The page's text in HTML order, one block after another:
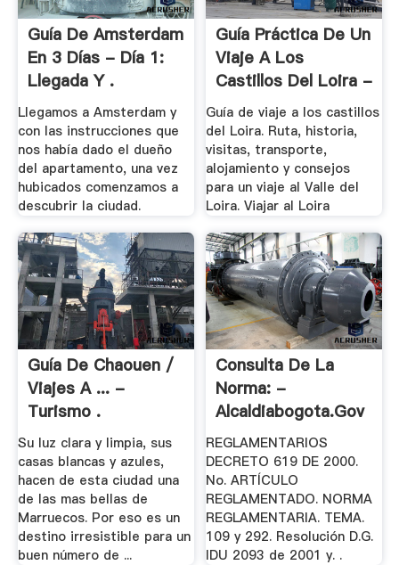
Guía De Amsterdam
En 3 Días - Día 1:
Llegada Y .
Llegamos a Amsterdam y
con las instrucciones que
nos había dado el dueño
del apartamento, una vez
hubicados comenzamos a
descubrir la ciudad.
Guía Práctica De Un
Viaje A Los
Castillos Del Loira -
.
Guía de viaje a los castillos
del Loira. Ruta, historia,
visitas, transporte,
alojamiento y consejos
para un viaje al Valle del
Loira. Viajar al Loira
Guía De Chaouen /
Viajes A ... -
Turismo .
Su luz clara y limpia, sus
casas blancas y azules,
hacen de esta ciudad una
de las mas bellas de
Marruecos. Por eso es un
destino irresistible para un
buen número de ...
Consulta De La
Norma: -
Alcaldiabogota.gov
REGLAMENTARIOS
DECRETO 619 DE 2000.
No. ARTÍCULO
REGLAMENTADO. NORMA
REGLAMENTARIA. TEMA.
109 y 292. Resolución D.G.
IDU 2093 de 2001 y. .